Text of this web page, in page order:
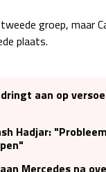
groep, maar
plaats.
aan op
Hadjar:
Mercedes na